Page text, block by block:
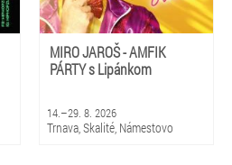
MIRO JAROŠ - AMFIK
PÁRTY s Lipánkom
14.–29. 8. 2026
Trnava, Skalité, Námestovo